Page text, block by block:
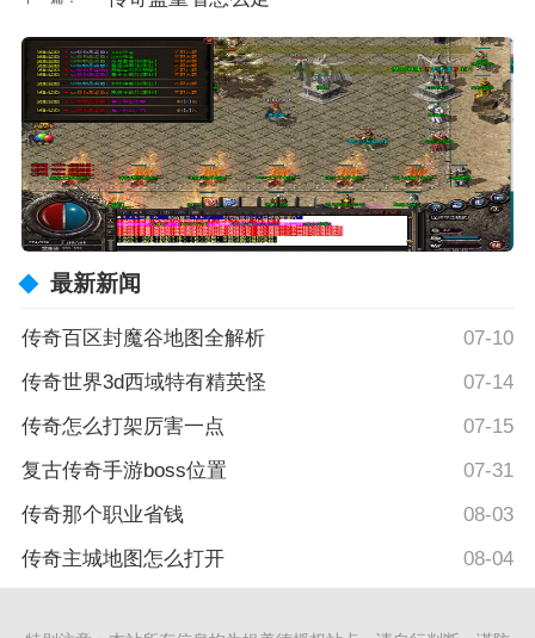
最新新闻
传奇百区封魔谷地图全解析
07-10
传奇世界3d西域特有精英怪
07-14
传奇怎么打架厉害一点
07-15
复古传奇手游boss位置
07-31
传奇那个职业省钱
08-03
传奇主城地图怎么打开
08-04